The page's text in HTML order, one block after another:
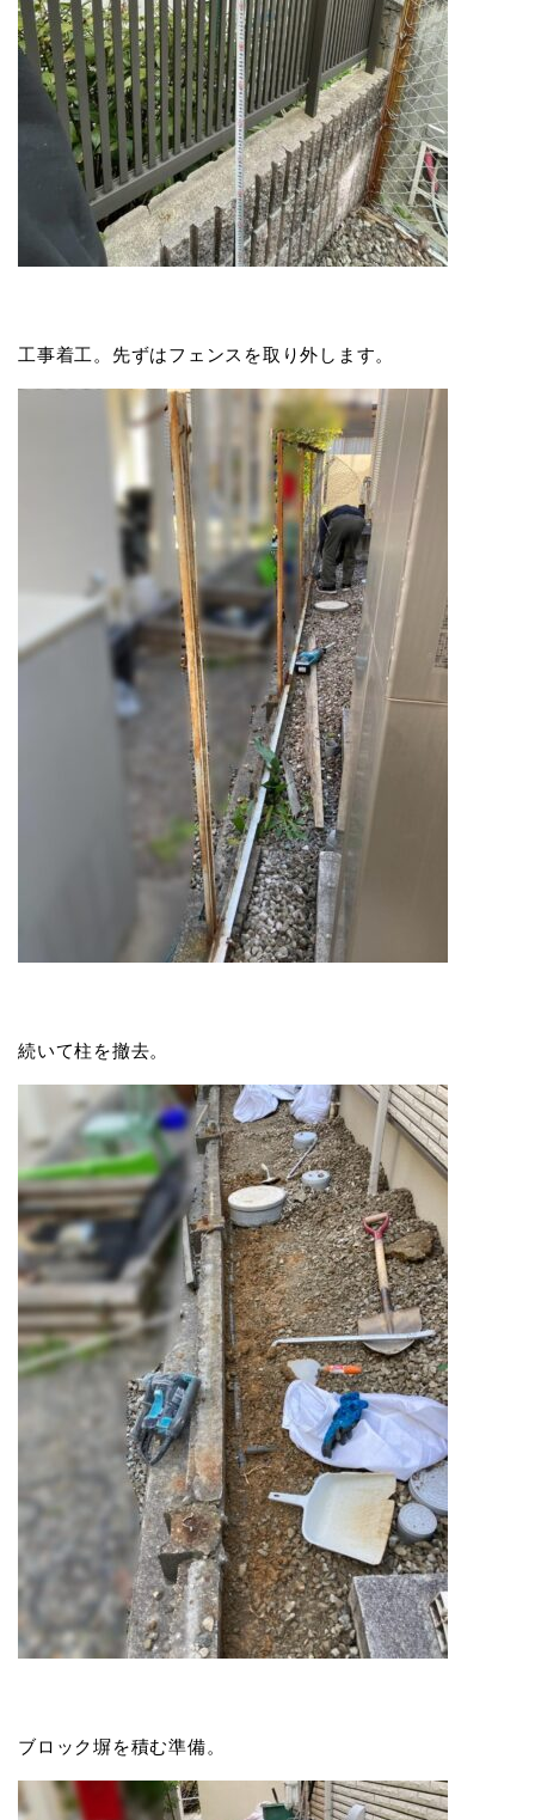
工事着工。先ずはフェンスを取り外します。
続いて柱を撤去。
ブロック塀を積む準備。